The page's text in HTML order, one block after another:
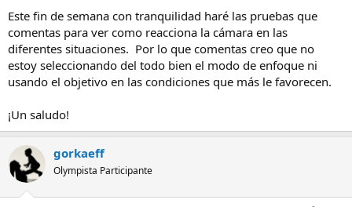
Por ultimo tu camara y la mia enfocan por contraste como te digo y
no por detección de fase que hay en modelos superiores.
En cuanto al objetivo, se el efecto que creo que te pasa, pero yo
tengo ese mismo objetivo y seleccionando un unico punto de
enfoque me ha ido con buen resultado.
Saludos
Este fin de semana con tranquilidad haré las pruebas que
comentas para ver como reacciona la cámara en las
diferentes situaciones. Por lo que comentas creo que no
estoy seleccionando del todo bien el modo de enfoque ni
usando el objetivo en las condiciones que más le favorecen.
¡Un saludo!
gorkaeff
Olympista Participante